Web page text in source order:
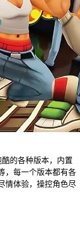
酷的各种版本，内置
，每一个版本都有各
情体验，操控角色尽